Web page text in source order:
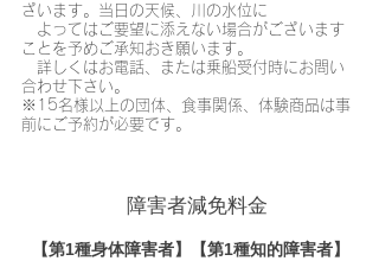
ざいます。当日の天候、川の水位に
よってはご要望に添えない場合がございます
ことを予めご承知おき願います。
詳しくはお電話、または乗船受付時にお問い
合わせ下さい。
※15名様以上の団体、食事関係、体験商品は事
前にご予約が必要です。
【第1種身体障害者】【第1種知的障害者】
障害者減免料金